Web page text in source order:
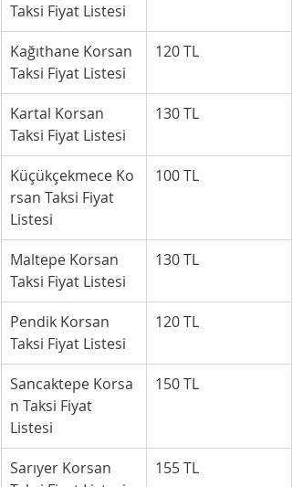
Taksi Fiyat Listesi
Kağıthane Korsan
Taksi Fiyat Listesi
120 TL
Kartal Korsan
Taksi Fiyat Listesi
130 TL
Küçükçekmece Ko
rsan Taksi Fiyat
Listesi
100 TL
Maltepe Korsan
Taksi Fiyat Listesi
130 TL
Pendik Korsan
Taksi Fiyat Listesi
120 TL
Sancaktepe Korsa
n Taksi Fiyat
Listesi
150 TL
Sarıyer Korsan
155 TL